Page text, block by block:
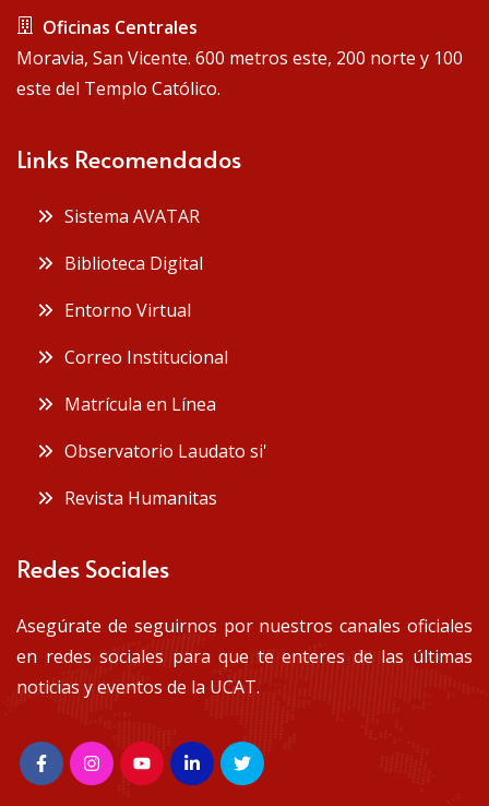
Oficinas Centrales
Moravia, San Vicente. 600 metros este, 200 norte y 100
este del Templo Católico.
Links Recomendados
Sistema AVATAR
Biblioteca Digital
Entorno Virtual
Correo Institucional
Matrícula en Línea
Observatorio Laudato si'
Revista Humanitas
Redes Sociales
Asegúrate de seguirnos por nuestros canales oficiales
en redes sociales para que te enteres de las últimas
noticias y eventos de la UCAT.